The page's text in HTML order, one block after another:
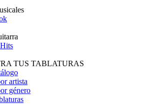
TUS TABLATURAS
artista
género